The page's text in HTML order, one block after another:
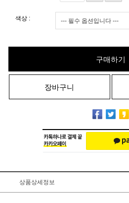
색상 :
구매하기
장바구니
상품상세정보